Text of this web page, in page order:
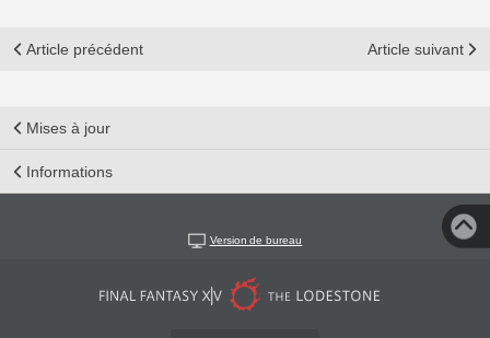
Article précédent Article suivant
Mises à jour
Informations
Version de bureau